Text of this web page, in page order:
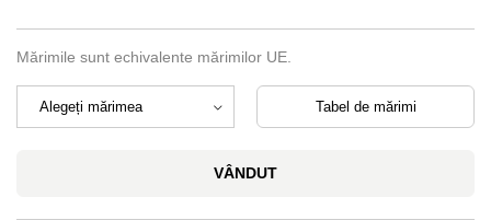
Mărimile sunt echivalente mărimilor UE.
Tabel de mărimi
VÂNDUT